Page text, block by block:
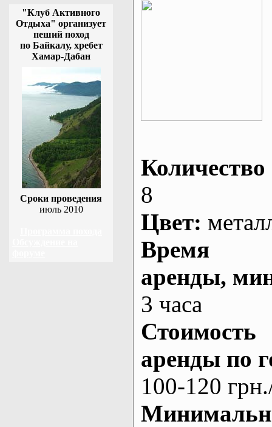
"Клуб Активного
Отдыха" организует
пеший поход
по Байкалу, хребет
Хамар-Дабан
Сроки проведения
июль 2010
Количество
8
Цвет:
Время
аренды,
3 часа
Стоимость
аренды по
100-120